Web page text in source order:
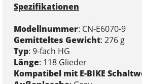
Spezifikationen
Modellnummer: CN-E6070-9
Gemitteltes Gewicht: 276 g
Typ: 9-fach HG
Länge: 118 Glieder
Kompatibel mit E-BIKE